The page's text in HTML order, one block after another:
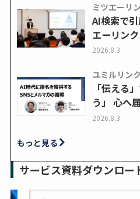
ミツエーリ
AI検索で
エーリン
2026.8.3
ユミルリンク
「伝える
う」 心へ
2026.8.3
もっと見る
サービス資料ダウンロー